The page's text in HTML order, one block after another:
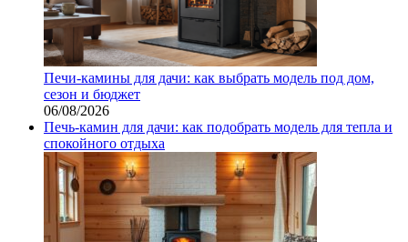
Печи-камины для дачи: как выбрать модель под дом,
сезон и бюджет
06/08/2026
Печь-камин для дачи: как подобрать модель для тепла и
спокойного отдыха